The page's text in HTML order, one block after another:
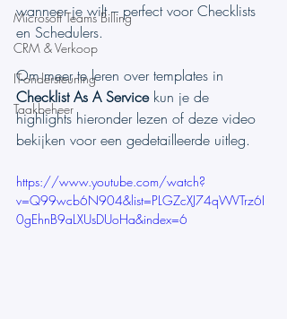
Microsoft Teams Billing
CRM & Verkoop
IT-ondersteuning
Taakbeheer
wanneer je wilt – perfect voor Checklists
en Schedulers.
Om meer te leren over templates in
Checklist As A Service kun je de
highlights hieronder lezen of deze video
bekijken voor een gedetailleerde uitleg.
https://www.youtube.com/watch?
v=Q99wcb6N904&list=PLGZcXJ74qWVTrz6I
0gEhnB9aLXUsDUoHa&index=6